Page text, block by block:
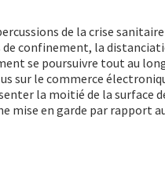
de la crise
de confinement, la
se poursuivre tout au
sur le commerce
la moitié de la surface
mise en garde par rapport